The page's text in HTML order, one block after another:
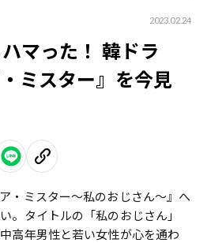
2023.02.24
マった！ 韓ドラ
・ミスター』を今見
・ミスター〜私のおじさん〜』へ
。タイトルの「私のおじさん」
高年男性と若い女性が心を通わ